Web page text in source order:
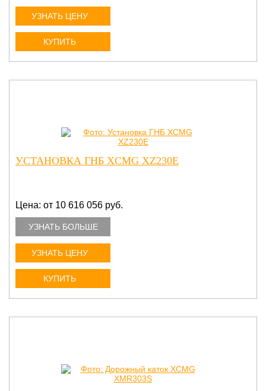
УЗНАТЬ ЦЕНУ
КУПИТЬ
УСТАНОВКА ГНБ XCMG XZ230E
Цена: от 10 616 056 руб.
УЗНАТЬ БОЛЬШЕ
УЗНАТЬ ЦЕНУ
КУПИТЬ